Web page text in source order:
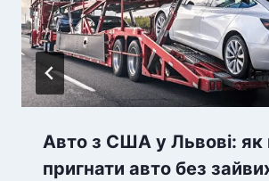
Авто з США у Львові: як
пригнати авто без